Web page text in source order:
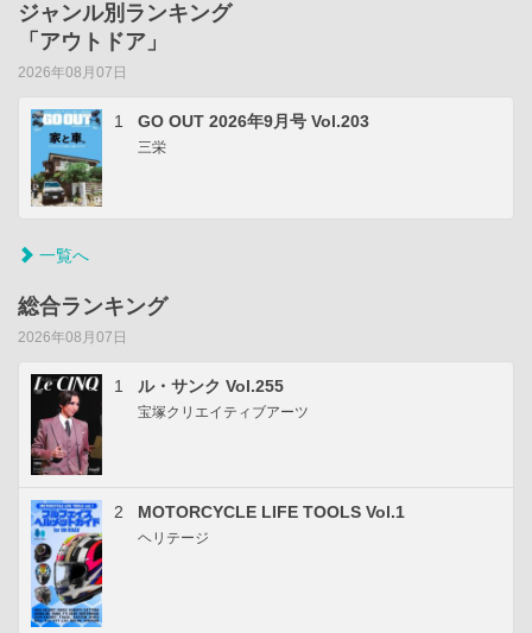
ジャンル別ランキング
「アウトドア」
2026年08月07日
1 GO OUT 2026年9月号 Vol.203
三栄
一覧へ
総合ランキング
2026年08月07日
1 ル・サンク Vol.255
宝塚クリエイティブアーツ
2 MOTORCYCLE LIFE TOOLS Vol.1
ヘリテージ